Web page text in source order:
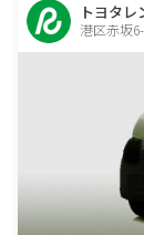
トヨタ
港区赤坂